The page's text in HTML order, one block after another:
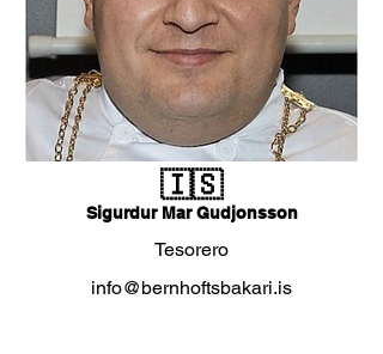
🇮🇸
Sigurdur Mar Gudjonsson
Tesorero
info@bernhoftsbakari.is